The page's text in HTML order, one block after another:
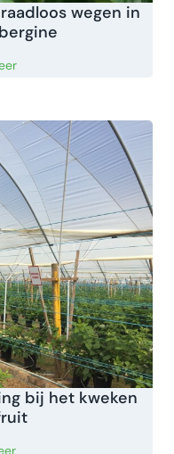
wegen in
bij het kweken